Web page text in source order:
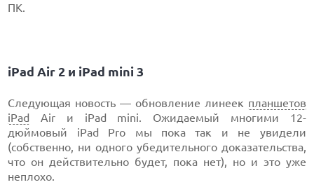
ПК.
iPad Air 2 и iPad mini 3
Следующая новость — обновление линеек планшетов
iPad Air и iPad mini. Ожидаемый многими 12-
дюймовый iPad Pro мы пока так и не увидели
(собственно, ни одного убедительного доказательства,
что он действительно будет, пока нет), но и это уже
неплохо.